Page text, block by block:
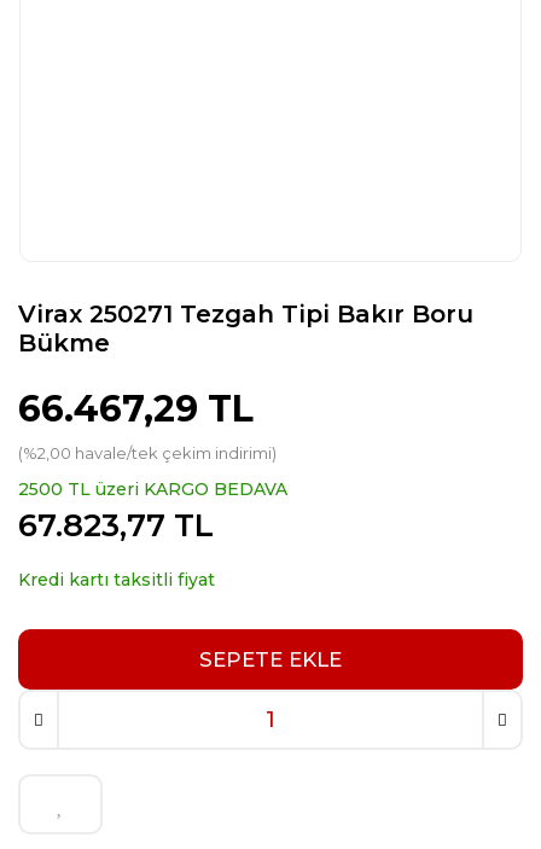
Virax 250271 Tezgah Tipi Bakır Boru
Bükme
66.467,29 TL
(%2,00 havale/tek çekim indirimi)
2500 TL üzeri KARGO BEDAVA
67.823,77 TL
Kredi kartı taksitli fiyat
SEPETE EKLE